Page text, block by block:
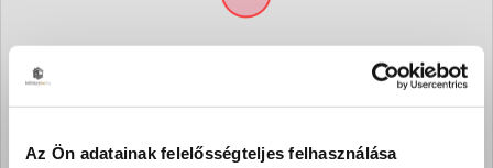
Az Ön adatainak felelősségteljes felhasználása